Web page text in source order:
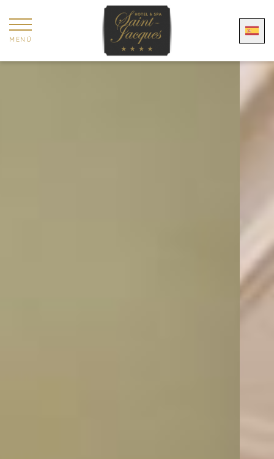
MENÚ
Panel de gestión de cookies